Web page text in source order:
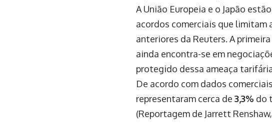
A União Europeia e o Japão
acordos comerciais que limitam
anteriores da Reuters. A
ainda encontra-se em
protegido dessa ameaça
De acordo com dados
representaram cerca de 3,3% do
(Reportagem de Jarrett